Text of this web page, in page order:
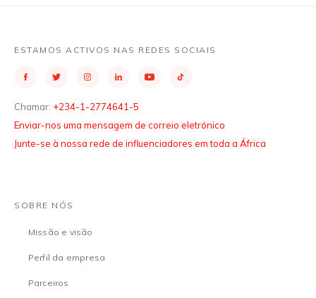
ESTAMOS ACTIVOS NAS REDES SOCIAIS
Chamar: +234-1-2774641-5
Enviar-nos uma mensagem de correio eletrónico
Junte-se à nossa rede de influenciadores em toda a África
SOBRE NÓS
Missão e visão
Perfil da empresa
Parceiros